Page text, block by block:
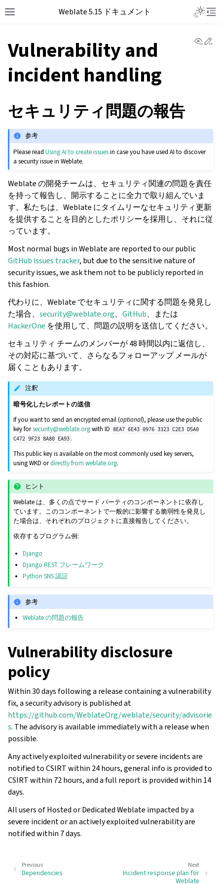
Weblate 5.15 ドキュメント
Vulnerability and
incident handling
セキュリティ問題の報告
参考
Please readUsing AI to create issuesin case you have used AI to discover
a security issue in Weblate.
Weblate の開発チームは、セキュリティ関連の問題を責任
を持って報告し、開示することに全力で取り組んでいま
す。私たちは、Weblate にタイムリーなセキュリティ更新
を提供することを目的としたポリシーを採用し、それに従
っています。
Most normal bugs in Weblate are reported to our public
GitHub issues tracker, but due to the sensitive nature of
security issues, we ask them not to be publicly reported in
this fashion.
代わりに、Weblate でセキュリティに関する問題を発見し
た場合、 security@weblate.org、 GitHub、または
HackerOne を使用して、問題の説明を送信してください。
セキュリティ チームのメンバーが 48 時間以内に返信し、
その対応に基づいて、さらなるフォローアップ メールが
届くこともあります。
注釈
暗号化したレポートの送信
If you want to send an encrypted email (optional), please use the public
key forsecurity@weblate.orgwith ID 8EA7 6E43 0976 3323 C2E3 D5A0
C472 9F23 8A80 EA93 .
This public key is available on the most commonly used key servers,
using WKD ordirectly from weblate.org.
ヒント
Weblate は、多くの点でサード パーティのコンポーネントに依存し
ています。このコンポーネントで一般的に影響する脆弱性を発見し
た場合は、それぞれのプロジェクトに直接報告してください。
依存するプログラム例:
Django
Django REST フレームワーク
Python SNS 認証
参考
Weblate の問題の報告
Vulnerability disclosure
policy
Within 30 days following a release containing a vulnerability
fix, a security advisory is published at
https://github.com/WeblateOrg/weblate/security/advisorie
s. The advisory is available immediately with a release when
possible.
Any actively exploited vulnerability or severe incidents are
notified to CSIRT within 24 hours, general info is provided to
CSIRT within 72 hours, and a full report is provided within 14
days.
All users of Hosted or Dedicated Weblate impacted by a
severe incident or an actively exploited vulnerability are
notified within 7 days.
Next
Incident response plan for
Weblate
Previous
Dependencies